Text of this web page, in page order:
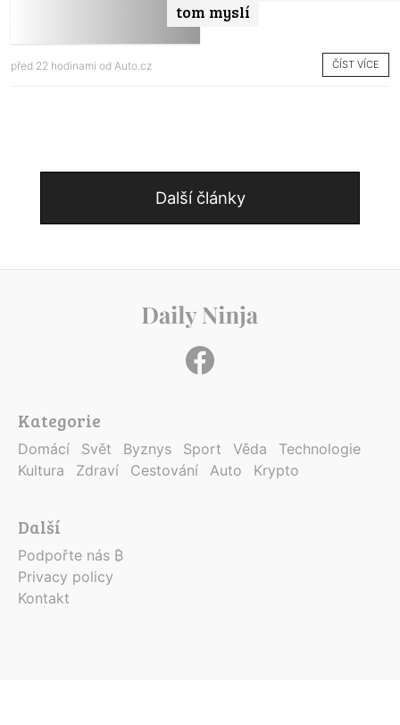
tom myslí
před 22 hodinami od Auto.cz ČÍST VÍCE
Další články
Kategorie
Domácí Svět Byznys Sport Věda
Technologie
Kultura
Zdraví Cestování Auto Krypto
Další
Podpořte nás ₿
Privacy policy
Kontakt